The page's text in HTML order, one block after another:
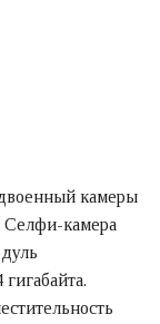
камеры
Селфи-камера